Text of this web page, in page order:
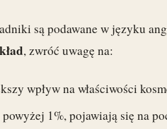
są podawane w języku
, zwróć uwagę na:
wpływ na właściwości
1%, pojawiają się na